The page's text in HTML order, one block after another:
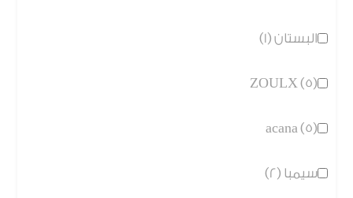
البستان (1)
ZOULX (5)
acana (5)
سيمبا (2)